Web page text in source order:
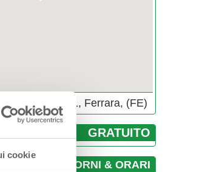
cookie
Ariostea, 44121, Ferrara, (FE)
GRATUITO
GIORNI & ORARI